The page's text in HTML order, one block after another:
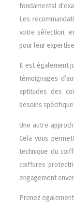
fondamental
Les
votre sélection,
pour leur
Il est également
témoignages
aptitudes des
besoins
Une autre
Cela vous
technique du
coiffures
engagement
Prenez